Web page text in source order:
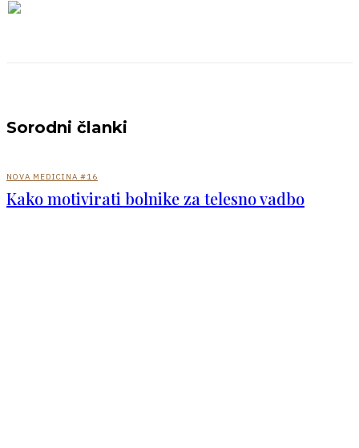
Sorodni članki
NOVA MEDICINA #16
Kako motivirati bolnike za telesno vadbo